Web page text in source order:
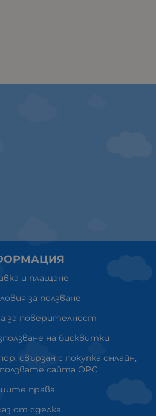
и плащане
за ползване
за поверителност
на бисквитки
свързан с покупка онлайн,
сайта ОРС
права
от сделка